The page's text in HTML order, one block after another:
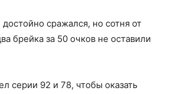
сражался, но сотня от
брейка за 50 очков не оставили
серии 92 и 78, чтобы оказать